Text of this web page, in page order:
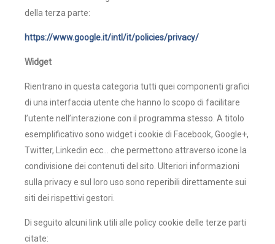
della terza parte:
https://www.google.it/intl/it/policies/privacy/
Widget
Rientrano in questa categoria tutti quei componenti grafici
di una interfaccia utente che hanno lo scopo di facilitare
l’utente nell’interazione con il programma stesso. A titolo
esemplificativo sono widget i cookie di Facebook, Google+,
Twitter, Linkedin ecc… che permettono attraverso icone la
condivisione dei contenuti del sito. Ulteriori informazioni
sulla privacy e sul loro uso sono reperibili direttamente sui
siti dei rispettivi gestori.
Di seguito alcuni link utili alle policy cookie delle terze parti
citate: